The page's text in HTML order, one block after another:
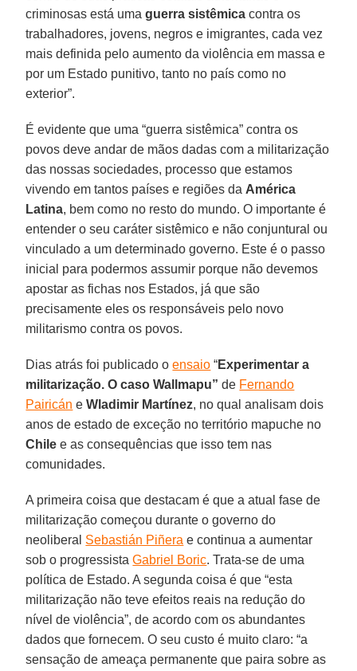
criminosas está umaguerra sistêmica contra os
trabalhadores, jovens, negros e imigrantes, cada vez
mais definida pelo aumento da violência em massa e
por um Estado punitivo, tanto no país como no
exterior”.
É evidente que uma “guerra sistêmica” contra os
povos deve andar de mãos dadas com a militarização
das nossas sociedades, processo que estamos
vivendo em tantos países e regiões da América
Latina, bem como no resto do mundo. O importante é
entender o seu caráter sistêmico e não conjuntural ou
vinculado a um determinado governo. Este é o passo
inicial para podermos assumir porque não devemos
apostar as fichas nos Estados, já que são
precisamente eles os responsáveis pelo novo
militarismo contra os povos.
Dias atrás foi publicado oensaio “Experimentar a
militarização. O caso Wallmapu” de Fernando
Pairicán eWladimir Martínez, no qual analisam dois
anos de estado de exceção no território mapuche no
Chile e as consequências que isso tem nas
comunidades.
A primeira coisa que destacam é que a atual fase de
militarização começou durante o governo do
neoliberal Sebastián Piñera e continua a aumentar
sob o progressistaGabriel Boric. Trata-se de uma
política de Estado. A segunda coisa é que “esta
militarização não teve efeitos reais na redução do
nível de violência”, de acordo com os abundantes
dados que fornecem. O seu custo é muito claro: “a
sensação de ameaça permanente que paira sobre as